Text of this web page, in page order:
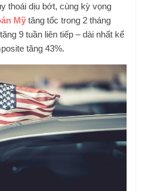
thoái dịu bớt, cùng kỳ vọng
Mỹ tăng tốc trong 2 tháng
9 tuần liên tiếp – dài nhất kể
tăng 43%.